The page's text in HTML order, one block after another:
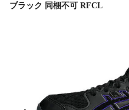
ブラック 同梱不可 RFCL